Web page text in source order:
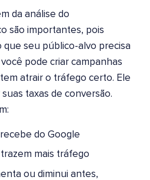
da análise do
são importantes, pois
seu público-alvo precisa
pode criar campanhas
atrair o tráfego certo. Ele
taxas de conversão.
do Google
mais tráfego
ou diminui antes,